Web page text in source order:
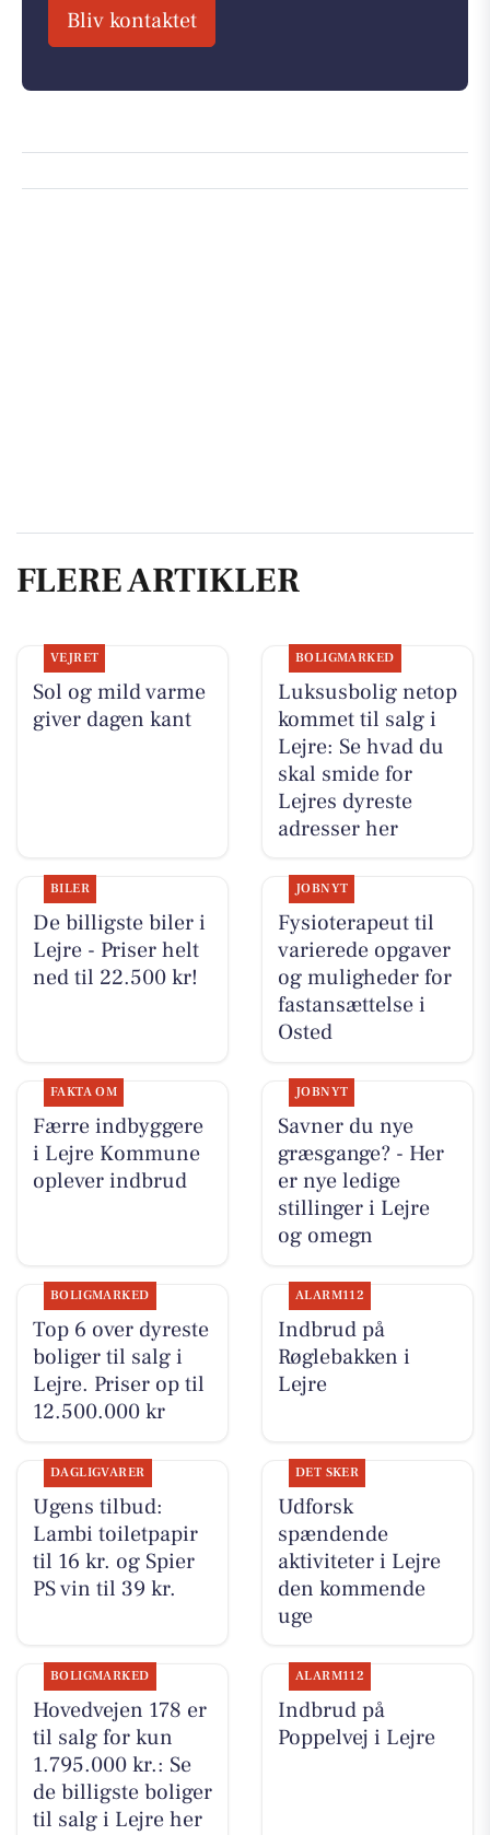
Bliv kontaktet
FLERE ARTIKLER
VEJRET
Sol og mild varme
giver dagen kant
BOLIGMARKED
Luksusbolig netop
kommet til salg i
Lejre: Se hvad du
skal smide for
Lejres dyreste
adresser her
BILER
De billigste biler i
Lejre - Priser helt
ned til 22.500 kr!
JOBNYT
Fysioterapeut til
varierede opgaver
og muligheder for
fastansættelse i
Osted
FAKTA OM
Færre indbyggere
i Lejre Kommune
oplever indbrud
JOBNYT
Savner du nye
græsgange? - Her
er nye ledige
stillinger i Lejre
og omegn
BOLIGMARKED
Top 6 over dyreste
boliger til salg i
Lejre. Priser op til
12.500.000 kr
ALARM112
Indbrud på
Røglebakken i
Lejre
DAGLIGVARER
Ugens tilbud:
Lambi toiletpapir
til 16 kr. og Spier
PS vin til 39 kr.
DET SKER
Udforsk
spændende
aktiviteter i Lejre
den kommende
uge
BOLIGMARKED
Hovedvejen 178 er
til salg for kun
1.795.000 kr.: Se
de billigste boliger
til salg i Lejre her
ALARM112
Indbrud på
Poppelvej i Lejre